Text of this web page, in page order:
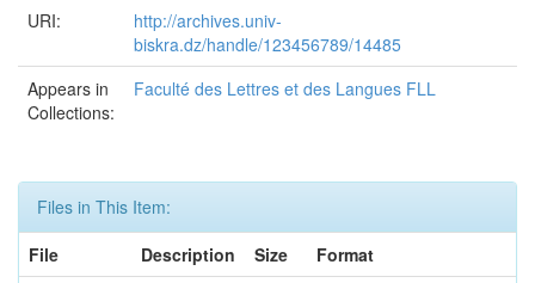
URI:
http://archives.univ-
biskra.dz/handle/123456789/14485
Appears in
Collections:
Faculté des Lettres et des Langues FLL
Files in This Item:
File
Description Size
Format